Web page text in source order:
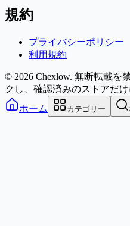
規約
プライバシーポリシー
利用規約
© 2026 Chexlow. 無断転載を
クし、確認済みのストアだけ
ホーム
カテゴリー